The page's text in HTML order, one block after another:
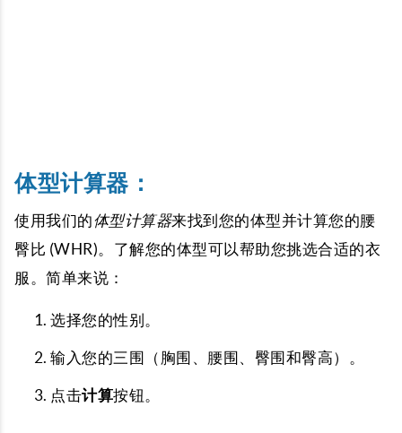
体型计算器：
使用我们的体型计算器来找到您的体型并计算您的腰
臀比 (WHR)。了解您的体型可以帮助您挑选合适的衣
服。简单来说：
选择您的性别。
输入您的三围（胸围、腰围、臀围和臀高）。
点击计算按钮。